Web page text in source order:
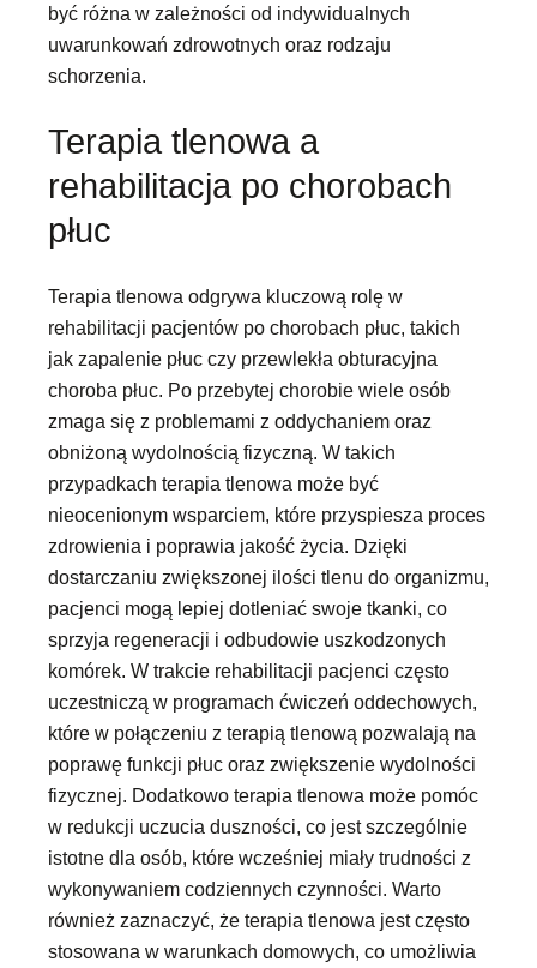
być różna w zależności od indywidualnych
uwarunkowań zdrowotnych oraz rodzaju
schorzenia.
Terapia tlenowa a
rehabilitacja po chorobach
płuc
Terapia tlenowa odgrywa kluczową rolę w
rehabilitacji pacjentów po chorobach płuc, takich
jak zapalenie płuc czy przewlekła obturacyjna
choroba płuc. Po przebytej chorobie wiele osób
zmaga się z problemami z oddychaniem oraz
obniżoną wydolnością fizyczną. W takich
przypadkach terapia tlenowa może być
nieocenionym wsparciem, które przyspiesza proces
zdrowienia i poprawia jakość życia. Dzięki
dostarczaniu zwiększonej ilości tlenu do organizmu,
pacjenci mogą lepiej dotleniać swoje tkanki, co
sprzyja regeneracji i odbudowie uszkodzonych
komórek. W trakcie rehabilitacji pacjenci często
uczestniczą w programach ćwiczeń oddechowych,
które w połączeniu z terapią tlenową pozwalają na
poprawę funkcji płuc oraz zwiększenie wydolności
fizycznej. Dodatkowo terapia tlenowa może pomóc
w redukcji uczucia duszności, co jest szczególnie
istotne dla osób, które wcześniej miały trudności z
wykonywaniem codziennych czynności. Warto
również zaznaczyć, że terapia tlenowa jest często
stosowana w warunkach domowych, co umożliwia